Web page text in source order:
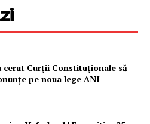
cerut Curții Constituționale să
pe noua lege ANI